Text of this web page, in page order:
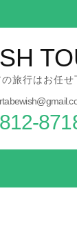
旅行はお任せ